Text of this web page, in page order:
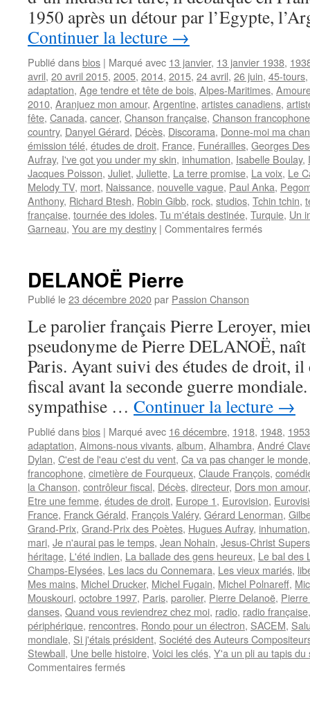
1950 après un détour par l’Egypte,
Continuer la lecture →
Publié dansbios | Marqué avec 13 janvier, 13 janvier 1938,
avril, 20 avril 2015, 2005, 2014, 2015, 24 avril, 26 juin, 45-tours,
adaptation, Age tendre et tête de bois, Alpes-Maritimes,
2010, Aranjuez mon amour, Argentine, artistes canadiens,
fête, Canada, cancer, Chanson française, Chanson francophone
country, Danyel Gérard, Décès, Discorama, Donne-moi ma
émission télé, études de droit, France, Funérailles, Georges
Aufray, I've got you under my skin, inhumation, Isabelle Boulay,
Jacques Poisson, Juliet, Juliette, La terre promise, La voix, Le
Melody TV, mort, Naissance, nouvelle vague, Paul Anka,
Anthony, Richard Btesh, Robin Gibb, rock, studios, Tchin tchin,
française, tournée des idoles, Tu m'étais destinée, Turquie, Un
Garneau, You are my destiny | Commentaires ferméssur
DELANOË Pierre
Publié le23 décembre 2020par Passion Chanson
Le parolier français Pierre Leroyer,
pseudonyme de Pierre DELANOË,
Paris. Ayant suivi des études de droit,
fiscal avant la seconde guerre
sympathise … Continuer la lecture →
Publié dansbios | Marqué avec 16 décembre, 1918, 1948, 1953
adaptation, Aimons-nous vivants, album, Alhambra, André
Dylan, C'est de l'eau c'est du vent, Ca va pas changer le monde
francophone, cimetière de Fourqueux, Claude François,
la Chanson, contrôleur fiscal, Décès, directeur, Dors mon amour
Etre une femme, études de droit, Europe 1, Eurovision,
France, Franck Gérald, François Valéry, Gérard Lenorman,
Grand-Prix, Grand-Prix des Poètes, Hugues Aufray, inhumation
mari, Je n'aurai pas le temps, Jean Nohain, Jesus-Christ
héritage, L'été indien, La ballade des gens heureux, Le bal des
Champs-Elysées, Les lacs du Connemara, Les vieux mariés,
Mes mains, Michel Drucker, Michel Fugain, Michel Polnareff,
Mouskouri, octobre 1997, Paris, parolier, Pierre Delanoë,
danses, Quand vous reviendrez chez moi, radio, radio française
périphérique, rencontres, Rondo pour un électron, SACEM,
mondiale, Si j'étais président, Société des Auteurs
Stewball, Une belle histoire, Voici les clés, Y'a un pli au tapis du
Commentaires ferméssur